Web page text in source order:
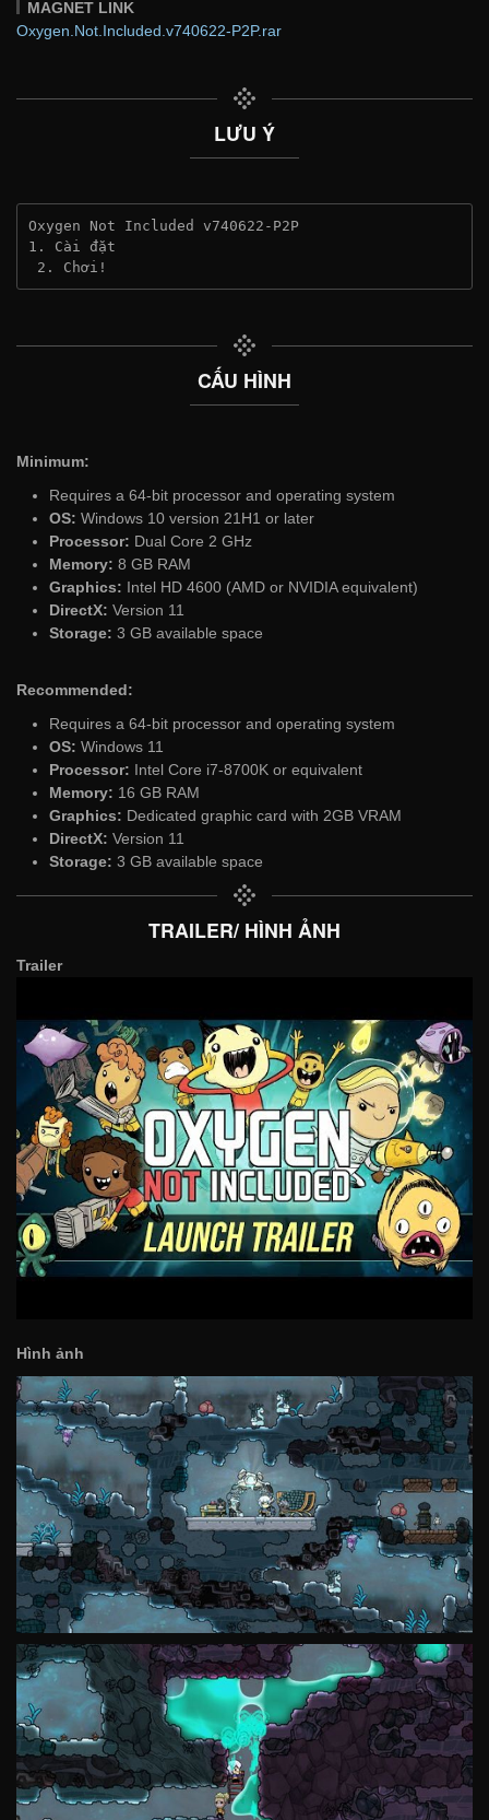
MAGNET LINK
Oxygen.Not.Included.v740622-P2P.rar
LƯU Ý
Oxygen Not Included v740622-P2P
1. Cài đặt
2. Chơi!
CẤU HÌNH
Minimum:
Requires a 64-bit processor and operating system
OS: Windows 10 version 21H1 or later
Processor: Dual Core 2 GHz
Memory: 8 GB RAM
Graphics: Intel HD 4600 (AMD or NVIDIA equivalent)
DirectX: Version 11
Storage: 3 GB available space
Recommended:
Requires a 64-bit processor and operating system
OS: Windows 11
Processor: Intel Core i7-8700K or equivalent
Memory: 16 GB RAM
Graphics: Dedicated graphic card with 2GB VRAM
DirectX: Version 11
Storage: 3 GB available space
TRAILER/ HÌNH ẢNH
Trailer
Hình ảnh